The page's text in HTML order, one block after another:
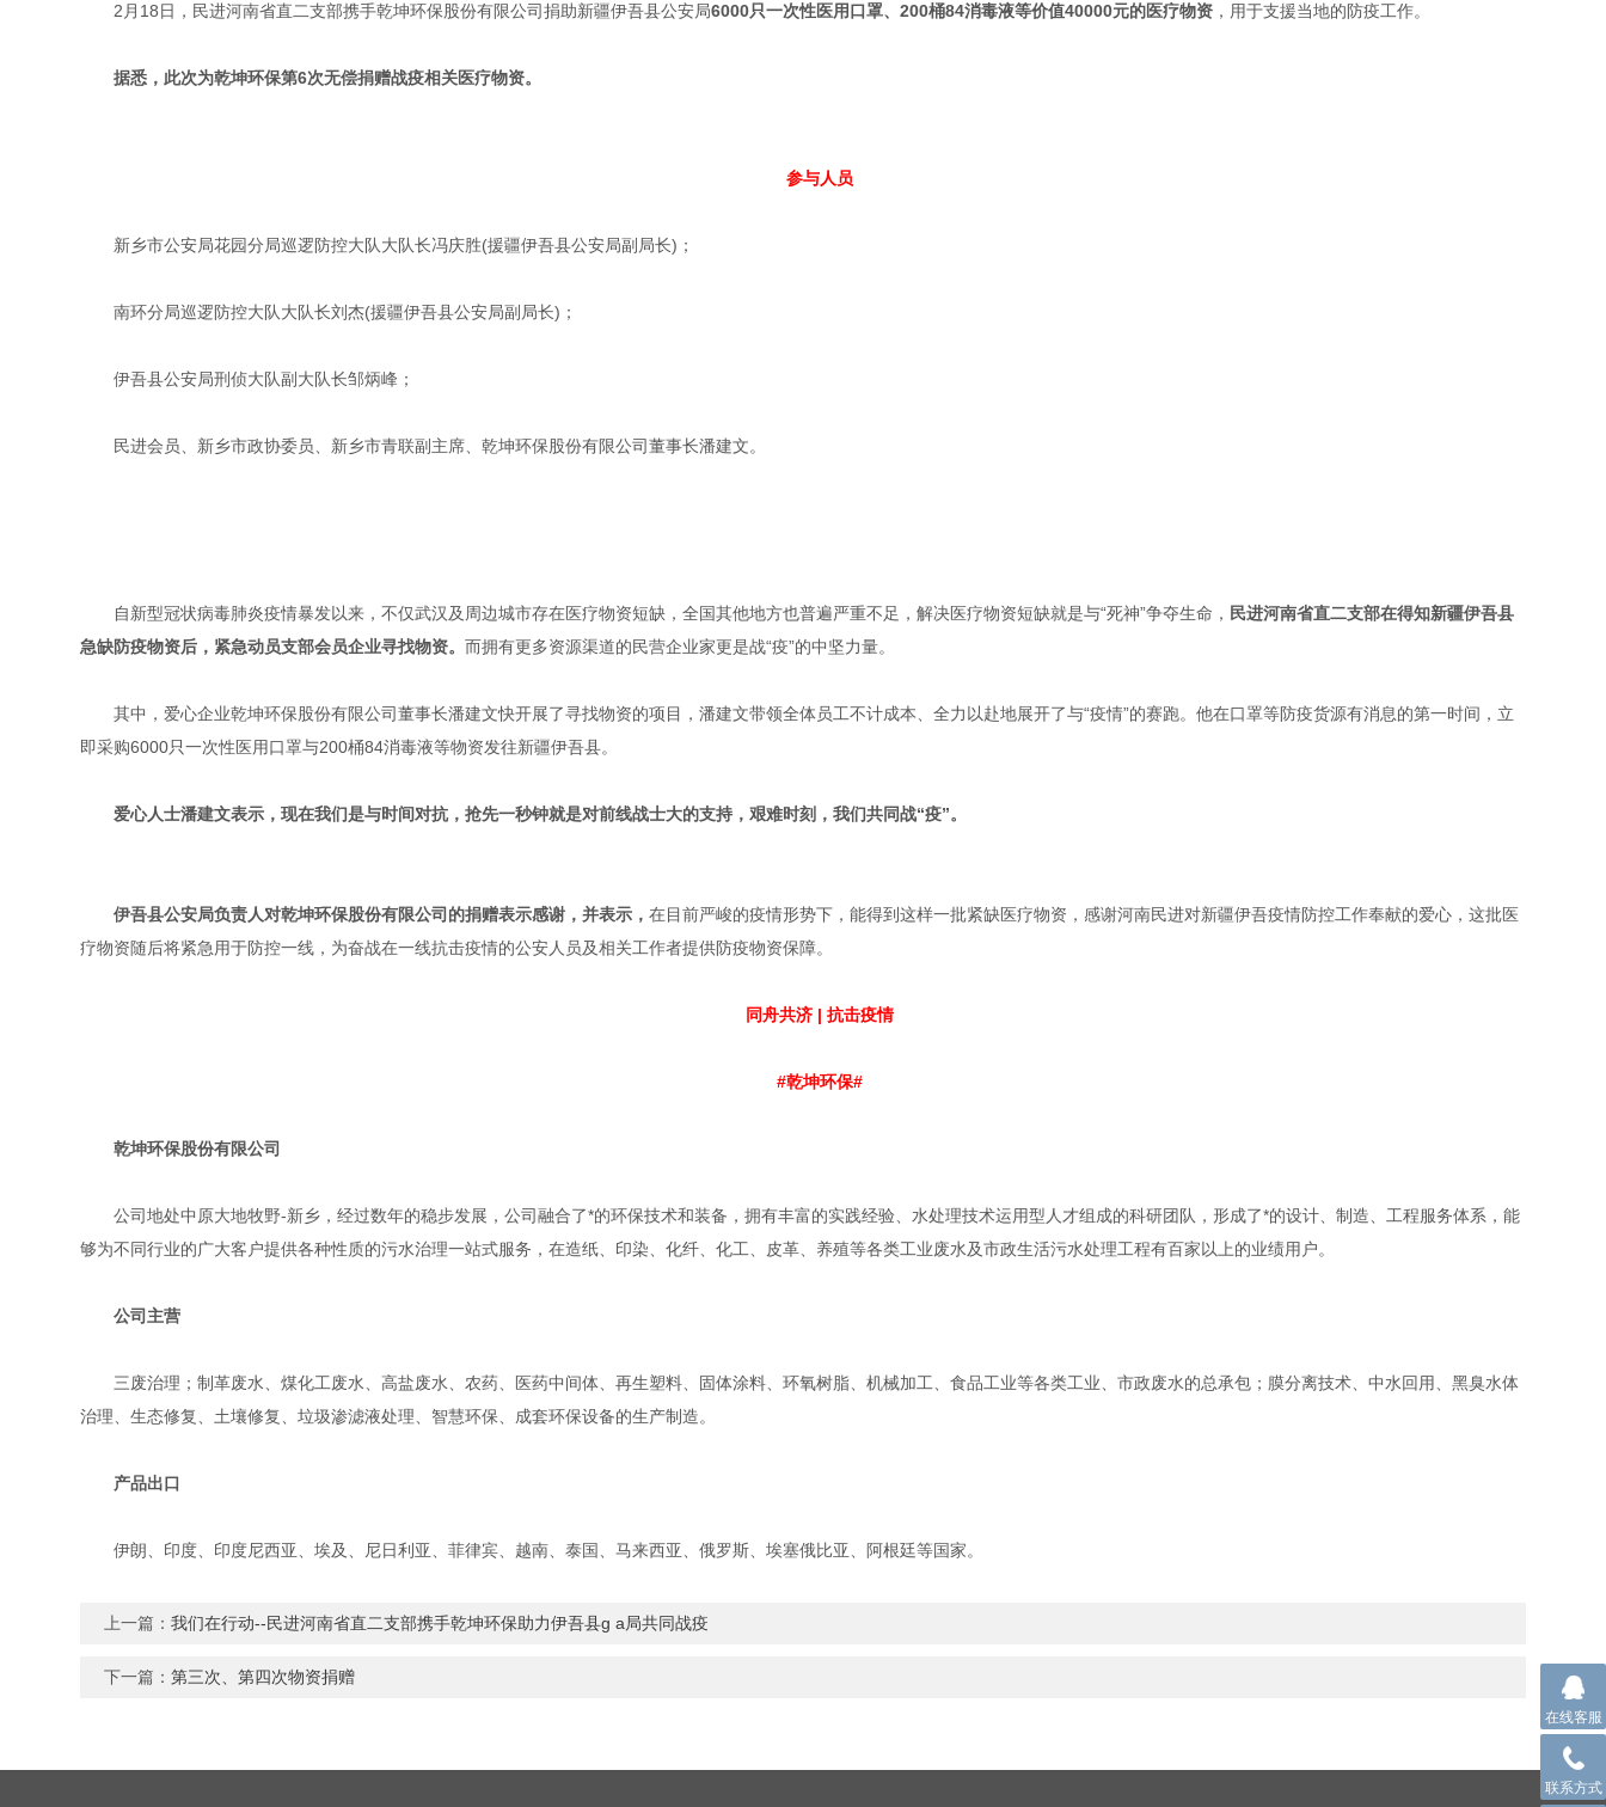
2月18日，民进河南省直二支部携手乾坤环保股份有限公司捐助新疆伊吾县公安局6000只一次性医用口罩、200桶84消毒液等价值40000元的医疗物资 ，用于支援当地的防疫工作。
据悉，此次为乾坤环保第6次无偿捐赠战疫相关医疗物资。
参与人员
新乡市公安局花园分局巡逻防控大队大队长冯庆胜(援疆伊吾县公安局副局长)；
南环分局巡逻防控大队大队长刘杰(援疆伊吾县公安局副局长)；
伊吾县公安局刑侦大队副大队长邹炳峰；
民进会员、新乡市政协委员、新乡市青联副主席、乾坤环保股份有限公司董事长潘建文。
自新型冠状病毒肺炎疫情暴发以来，不仅武汉及周边城市存在医疗物资短缺，全国其他地方也普遍严重不足，解决医疗物资短缺就是与“死神”争夺生命， 民进河南省直二支部在得知新疆伊吾县
急缺防疫物资后，紧急动员支部会员企业寻找物资。而拥有更多资源渠道的民营企业家更是战“疫”的中坚力量。
其中，爱心企业乾坤环保股份有限公司董事长潘建文快开展了寻找物资的项目，潘建文带领全体员工不计成本、全力以赴地展开了与“疫情”的赛跑。他在口罩等防疫货源有消息的第一时间，立
即采购6000只一次性医用口罩与200桶84消毒液等物资发往新疆伊吾县。
爱心人士潘建文表示，现在我们是与时间对抗，抢先一秒钟就是对前线战士大的支持，艰难时刻，我们共同战“疫”。
伊吾县公安局负责人对乾坤环保股份有限公司的捐赠表示感谢 ，并表示，在目前严峻的疫情形势下，能得到这样一批紧缺医疗物资，感谢河南民进对新疆伊吾疫情防控工作奉献的爱心，这批医
疗物资随后将紧急用于防控一线，为奋战在一线抗击疫情的公安人员及相关工作者提供防疫物资保障。
同舟共济 | 抗击疫情
#乾坤环保#
乾坤环保股份有限公司
公司地处中原大地牧野-新乡，经过数年的稳步发展，公司融合了*的环保技术和装备，拥有丰富的实践经验、水处理技术运用型人才组成的科研团队，形成了*的设计、制造、工程服务体系，能
够为不同行业的广大客户提供各种性质的污水治理一站式服务，在造纸、印染、化纤、化工、皮革、养殖等各类工业废水及市政生活污水处理工程有百家以上的业绩用户。
公司主营
三废治理；制革废水、煤化工废水、高盐废水、农药、医药中间体、再生塑料、固体涂料、环氧树脂、机械加工、食品工业等各类工业、市政废水的总承包；膜分离技术、中水回用、黑臭水体
治理、生态修复、土壤修复、垃圾渗滤液处理、智慧环保、成套环保设备的生产制造。
产品出口
伊朗、印度、印度尼西亚、埃及、尼日利亚、菲律宾、越南、泰国、马来西亚、俄罗斯、埃塞俄比亚、阿根廷等国家。
上一篇：我们在行动--民进河南省直二支部携手乾坤环保助力伊吾县g a局共同战疫
下一篇：第三次、第四次物资捐赠
在线客服
联系方式